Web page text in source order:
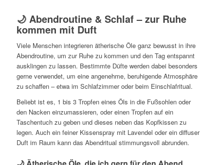
🌙 Abendroutine & Schlaf – zur Ruhe
kommen mit Duft
Viele Menschen integrieren ätherische Öle ganz bewusst in ihre
Abendroutine, um zur Ruhe zu kommen und den Tag entspannt
ausklingen zu lassen. Bestimmte Düfte werden dabei besonders
gerne verwendet, um eine angenehme, beruhigende Atmosphäre
zu schaffen – etwa im Schlafzimmer oder beim Einschlafritual.
Beliebt ist es, 1 bis 3 Tropfen eines Öls in die Fußsohlen oder
den Nacken einzumassieren, oder einen Tropfen auf ein
Taschentuch zu geben und dieses neben das Kopfkissen zu
legen. Auch ein feiner Kissenspray mit Lavendel oder ein diffuser
Duft im Raum kann das Abendritual stimmungsvoll abrunden.